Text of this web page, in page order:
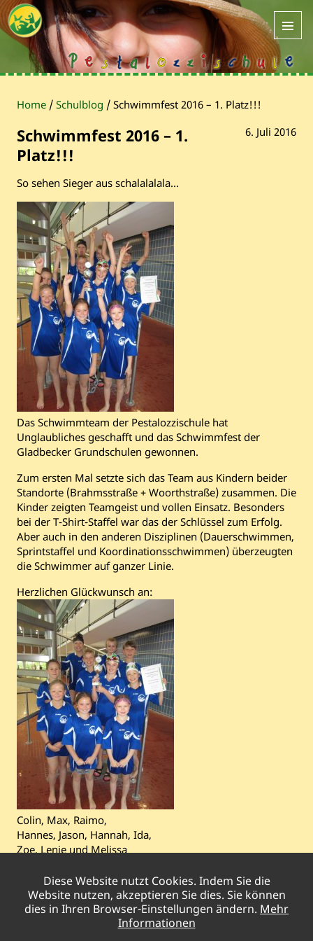
Home / Schulblog / Schwimmfest 2016 – 1. Platz!!!
6. Juli 2016
Schwimmfest 2016 – 1.
Platz!!!
So sehen Sieger aus schalalalala…
Das Schwimmteam der Pestalozzischule hat
Unglaubliches geschafft und das Schwimmfest der
Gladbecker Grundschulen gewonnen.
Zum ersten Mal setzte sich das Team aus Kindern beider
Standorte (Brahmsstraße + Woorthstraße) zusammen. Die
Kinder zeigten Teamgeist und vollen Einsatz. Besonders
bei der T-Shirt-Staffel war das der Schlüssel zum Erfolg.
Aber auch in den anderen Disziplinen (Dauerschwimmen,
Sprintstaffel und Koordinationsschwimmen) überzeugten
die Schwimmer auf ganzer Linie.
Herzlichen Glückwunsch an:
Colin, Max, Raimo,
Hannes, Jason, Hannah, Ida,
Zoe, Lenie und Melissa
Vorheriger
Beitrag:
Verabschiedung von unserer Rektorin
Nächster
Beitrag:
Adventsmarkt am Standort Woorthstraße
Diese Website nutzt Cookies. Indem Sie die
Website nutzen, akzeptieren Sie dies. Sie können
dies in Ihren Browser-Einstellungen ändern. Mehr
Informationen